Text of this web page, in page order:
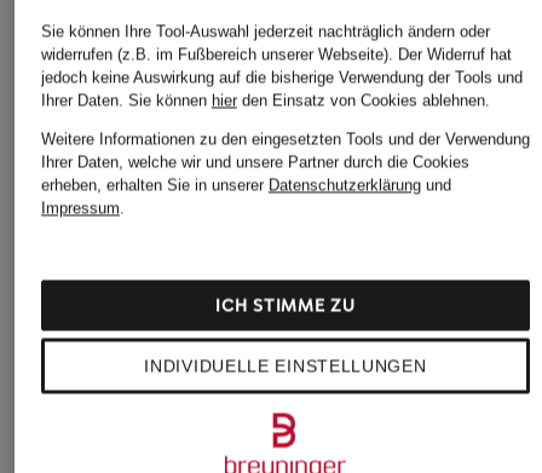
Weitere Marken
7 For all Mankind
Allude
Aubade
Lieblingsstück
Repeat
Replay
SEDUCTIVE Hosen
Swing
Timberland
Unique
Sie können Ihre Tool-Auswahl jederzeit nachträglich ändern oder
widerrufen (z.B. im Fußbereich unserer Webseite). Der Widerruf hat
jedoch keine Auswirkung auf die bisherige Verwendung der Tools und
Ihrer Daten. Sie können hierden Einsatz von Cookies ablehnen.
Weitere Informationen zu den eingesetzten Tools und der Verwendung
Ihrer Daten, welche wir und unsere Partner durch die Cookies
erheben, erhalten Sie in unserer Datenschutzerklärungund
Impressum.
INDIVIDUELLE EINSTELLUNGEN
ICH STIMME ZU